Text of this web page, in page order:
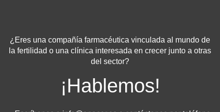
¿Eres una compañía farmacéutica vinculada al mundo de
la fertilidad o una clínica interesada en crecer junto a otras
del sector?
¡Hablemos!